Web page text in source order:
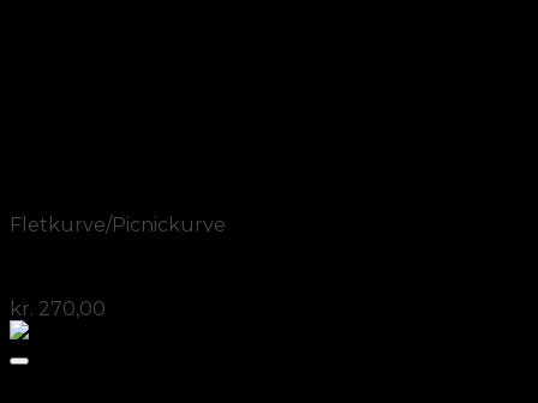
Fletkurve/Picnickurve
kr. 270,00